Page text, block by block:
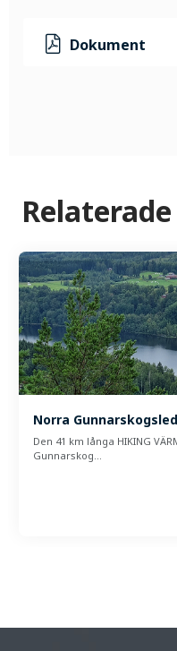
Dokument
Norra
Den 41 km långa HIKING
Gunnarskog…